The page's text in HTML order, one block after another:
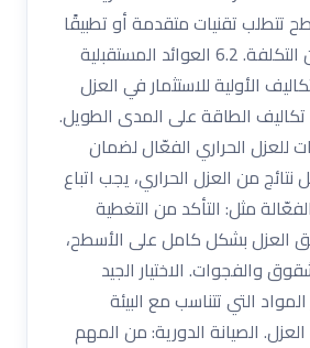
تتطلب تقنيات متقدمة أو تطبيقًا
يدويًا، مما يزيد من التكلفة. 6.2 العوائد المستقبلية
الأولية للاستثمار في العزل
تكاليف الطاقة على المدى الطويل.
للعزل الحراري الفعّال لضمان
من العزل الحراري، يجب اتباع
مثل: التأكد من التغطية
العزل بشكل كامل على الأسطح،
والفجوات. الاختيار الجيد
التي تتناسب مع البيئة
الصيانة الدورية: من المهم